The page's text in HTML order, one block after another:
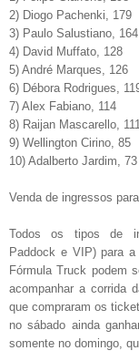
2) Diogo Pachenki, 179
3) Paulo Salustiano, 164
4) David Muffato, 128
5) André Marques, 126
6) Débora Rodrigues,
7) Alex Fabiano, 114
8) Raijan Mascarello, 111
9) Wellington Cirino, 85
10) Adalberto Jardim, 73
Venda de ingressos
Todos os tipos de
Paddock e VIP) para
Fórmula Truck podem
acompanhar a corrida
que compraram os
no sábado ainda
somente no domingo,